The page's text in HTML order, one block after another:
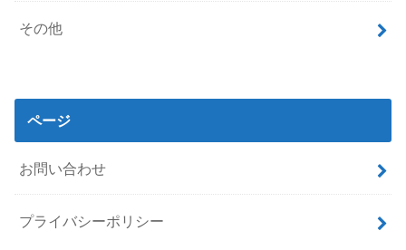
その他
ページ
お問い合わせ
プライバシーポリシー